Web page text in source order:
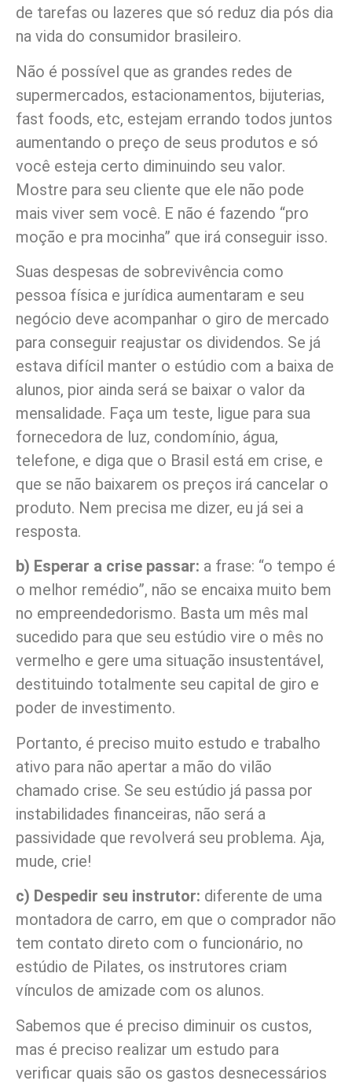
de tarefas ou lazeres que só reduz dia pós dia
na vida do consumidor brasileiro.
Não é possível que as grandes redes de
supermercados, estacionamentos, bijuterias,
fast foods, etc, estejam errando todos juntos
aumentando o preço de seus produtos e só
você esteja certo diminuindo seu valor.
Mostre para seu cliente que ele não pode
mais viver sem você. E não é fazendo “pro
moção e pra mocinha” que irá conseguir isso.
Suas despesas de sobrevivência como
pessoa física e jurídica aumentaram e seu
negócio deve acompanhar o giro de mercado
para conseguir reajustar os dividendos. Se já
estava difícil manter o estúdio com a baixa de
alunos, pior ainda será se baixar o valor da
mensalidade. Faça um teste, ligue para sua
fornecedora de luz, condomínio, água,
telefone, e diga que o Brasil está em crise, e
que se não baixarem os preços irá cancelar o
produto. Nem precisa me dizer, eu já sei a
resposta.
b) Esperar a crise passar: a frase: “o tempo é
o melhor remédio”, não se encaixa muito bem
no empreendedorismo. Basta um mês mal
sucedido para que seu estúdio vire o mês no
vermelho e gere uma situação insustentável,
destituindo totalmente seu capital de giro e
poder de investimento.
Portanto, é preciso muito estudo e trabalho
ativo para não apertar a mão do vilão
chamado crise. Se seu estúdio já passa por
instabilidades financeiras, não será a
passividade que revolverá seu problema. Aja,
mude, crie!
c) Despedir seu instrutor: diferente de uma
montadora de carro, em que o comprador não
tem contato direto com o funcionário, no
estúdio de Pilates, os instrutores criam
vínculos de amizade com os alunos.
Sabemos que é preciso diminuir os custos,
mas é preciso realizar um estudo para
verificar quais são os gastos desnecessários